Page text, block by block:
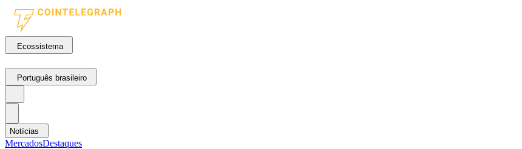
Ecossistema
Português brasileiro
Notícias
MercadosDestaques